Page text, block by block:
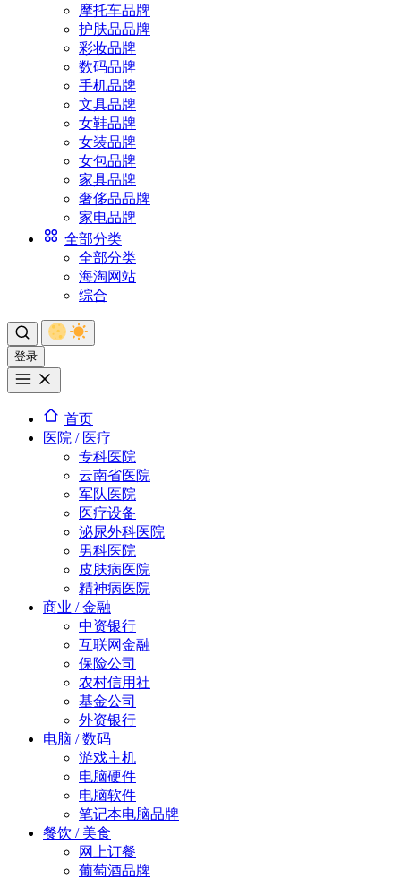
摩托车品牌
护肤品品牌
彩妆品牌
数码品牌
手机品牌
文具品牌
女鞋品牌
女装品牌
女包品牌
家具品牌
奢侈品品牌
家电品牌
全部分类
全部分类
海淘网站
综合
登录
首页
医院 / 医疗
专科医院
云南省医院
军队医院
医疗设备
泌尿外科医院
男科医院
皮肤病医院
精神病医院
商业 / 金融
中资银行
互联网金融
保险公司
农村信用社
基金公司
外资银行
电脑 / 数码
游戏主机
电脑硬件
电脑软件
笔记本电脑品牌
餐饮 / 美食
网上订餐
葡萄酒品牌